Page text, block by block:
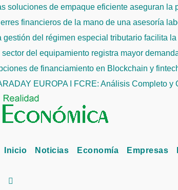
soluciones de empaque eficiente aseguran la
financieros de la mano de una asesoría
gestión del régimen especial tributario facilita
sector del equipamiento registra mayor
de financiamiento en Blockchain y
EUROPA I FCRE: Análisis Completo y
Inicio Noticias Economía Empresas